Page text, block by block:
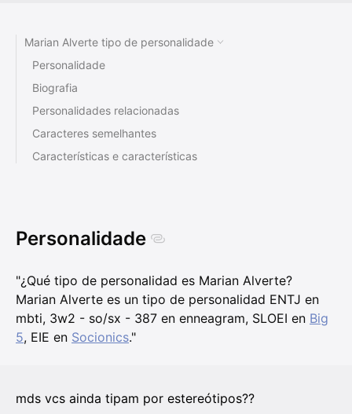
Marian Alverte tipo de personalidade
Personalidade
Biografia
Personalidades relacionadas
Caracteres semelhantes
Características e características
Personalidade
"¿Qué tipo de personalidad es Marian Alverte?
Marian Alverte es un tipo de personalidad ENTJ en
mbti, 3w2 - so/sx - 387 en enneagram, SLOEI en Big
5, EIE en Socionics."
mds vcs ainda tipam por estereótipos??